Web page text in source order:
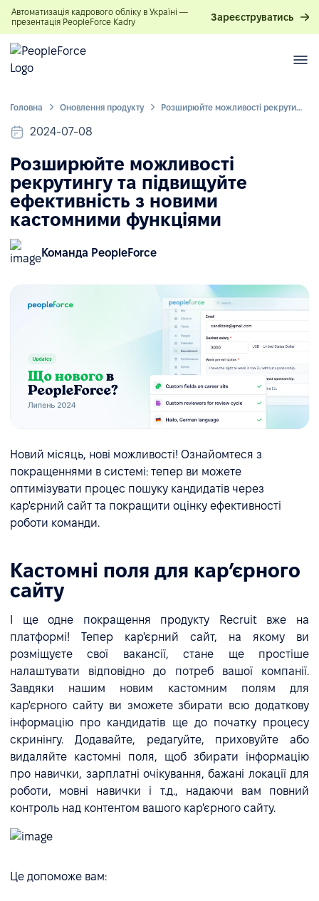
Автоматизація кадрового обліку в Україні —
презентація PeopleForce Kadry
Зареєструватись
Головна Оновлення продукту Розширюйте можливості рекрутингу та підвищуйте ефективність з новими кастомними функціями
2024-07-08
Розширюйте можливості
рекрутингу та підвищуйте
ефективність з новими
кастомними функціями
Команда PeopleForce
Новий місяць, нові можливості! Ознайомтеся з
покращеннями в системі: тепер ви можете
оптимізувати процес пошуку кандидатів через
кар'єрний сайт та покращити оцінку ефективності
роботи команди.
Кастомні поля для карʼєрного
сайту
І ще одне покращення продукту Recruit вже на
платформі! Тепер кар'єрний сайт, на якому ви
розміщуєте свої вакансії, стане ще простіше
налаштувати відповідно до потреб вашої компанії.
Завдяки нашим новим кастомним полям для
кар'єрного сайту ви зможете збирати всю додаткову
інформацію про кандидатів ще до початку процесу
скринінгу. Додавайте, редагуйте, приховуйте або
видаляйте кастомні поля, щоб збирати інформацію
про навички, зарплатні очікування, бажані локації для
роботи, мовні навички і т.д., надаючи вам повний
контроль над контентом вашого кар'єрного сайту.
Це допоможе вам: